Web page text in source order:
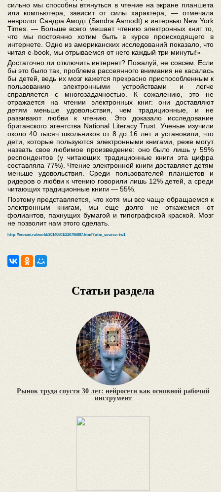
сильно мы способны втянуться в чтение на экране планшета
или компьютера, зависит от силы характера, — отмечала
невролог Сандра Амодт (Sandra Aamodt) в интервью New York
Times. — Больше всего мешает чтению электронных книг то,
что мы постоянно хотим быть в курсе происходящего в
интернете. Одно из американских исследований показало, что
читая e-book, мы отрываемся от него каждый три минуты!»
Достаточно ли отключить интернет? Пожалуй, не совсем. Если
бы это было так, проблема рассеянного внимания не касалась
бы детей, ведь их мозг кажется прекрасно приспособленным к
пользованию электронными устройствами и легче
справляется с многозадачностью. К сожалению, это не
отражается на чтении электронных книг: они доставляют
детям меньше удовольствия, чем традиционные, и не
развивают любви к чтению. Это доказало исследование
британского агентства National Literacy Trust. Ученые изучили
около 40 тысяч школьников от 8 до 16 лет и установили, что
дети, которые пользуются электронными книгами, реже могут
назвать свое любимое произведение: оно было лишь у 59%
респондентов (у читающих традиционные книги эта цифра
составляла 77%). Чтение электронной книги доставляет детям
меньше удовольствия. Среди пользователей планшетов и
ридеров о любви к чтению говорили лишь 12% детей, а среди
читающих традиционные книги — 55%.
Поэтому представляется, что хотя мы все чаще обращаемся к
электронным книгам, мы еще долго не откажемся от
фолиантов, пахнущих бумагой и типографской краской. Мозг
не позволит нам этого сделать.
http://inosmi.ru/world/20140601/220706887.html?utm_source=tw1
Статьи раздела
Рынок труда спустя 30 лет: нейросети как основной рабочий
инструмент